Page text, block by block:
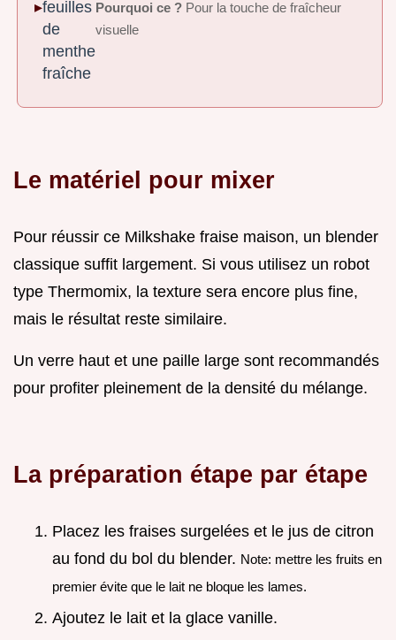
feuilles
de
menthe
fraîche
Pourquoi ce ? Pour la touche de fraîcheur
visuelle
Le matériel pour mixer
Pour réussir ce Milkshake fraise maison, un blender
classique suffit largement. Si vous utilisez un robot
type Thermomix, la texture sera encore plus fine,
mais le résultat reste similaire.
Un verre haut et une paille large sont recommandés
pour profiter pleinement de la densité du mélange.
La préparation étape par étape
Placez les fraises surgelées et le jus de citron
au fond du bol du blender. Note: mettre les fruits en
premier évite que le lait ne bloque les lames.
Ajoutez le lait et la glace vanille.